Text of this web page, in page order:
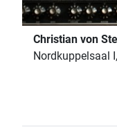
Christian von
Nordkuppelsaal